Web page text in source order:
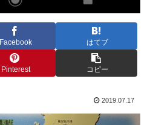
Facebook はてブ
Pinterest コピー
2019.07.17